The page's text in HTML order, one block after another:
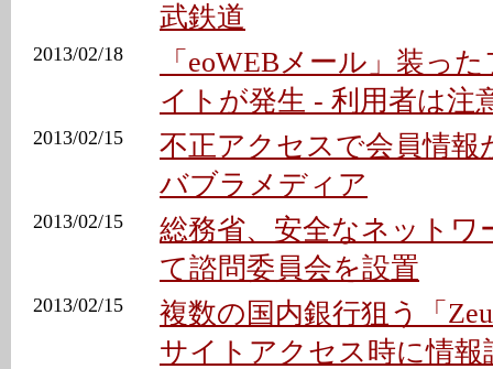
武鉄道
2013/02/18
「eoWEBメール」装っ
イトが発生 - 利用者は注
2013/02/15
不正アクセスで会員情報
バブラメディア
2013/02/15
総務省、安全なネットワ
て諮問委員会を設置
2013/02/15
複数の国内銀行狙う「
サイトアクセス時に情報